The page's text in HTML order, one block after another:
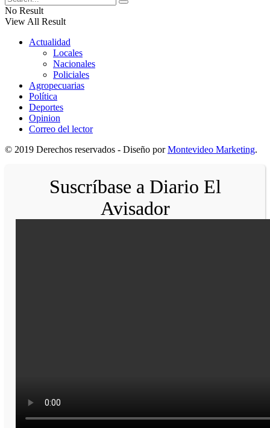
No Result
View All Result
Actualidad
Locales
Nacionales
Policiales
Agropecuarias
Política
Deportes
Opinion
Correo del lector
© 2019 Derechos reservados - Diseño porMontevideo Marketing.
Suscríbase a Diario El
Avisador